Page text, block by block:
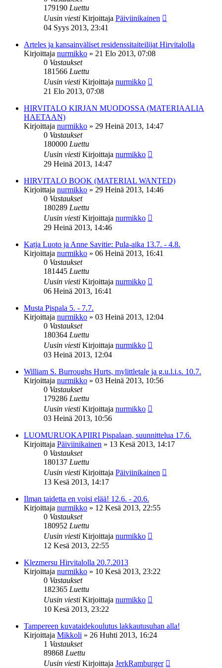
179190 Luettu
Uusin viesti Kirjoittaja Päiviinikainen
04 Syys 2013, 23:41
Arteles ja kansainväliset residenssitaiteilijat Hirvitalolla
Kirjoittaja nurmikko » 21 Elo 2013, 07:08
0 Vastaukset
181566 Luettu
Uusin viesti Kirjoittaja nurmikko
21 Elo 2013, 07:08
HIRVITALO KIRJAN MUODOSSA (MATERIAALIA
HAETAAN)
Kirjoittaja nurmikko » 29 Heinä 2013, 14:47
0 Vastaukset
180000 Luettu
Uusin viesti Kirjoittaja nurmikko
29 Heinä 2013, 14:47
HIRVITALO BOOK (MATERIAL WANTED)
Kirjoittaja nurmikko » 29 Heinä 2013, 14:46
0 Vastaukset
180289 Luettu
Uusin viesti Kirjoittaja nurmikko
29 Heinä 2013, 14:46
Katja Luoto ja Anne Savitie: Pula-aika 13.7. - 4.8.
Kirjoittaja nurmikko » 06 Heinä 2013, 16:41
0 Vastaukset
181445 Luettu
Uusin viesti Kirjoittaja nurmikko
06 Heinä 2013, 16:41
Musta Pispala 5. - 7.7.
Kirjoittaja nurmikko » 03 Heinä 2013, 12:04
0 Vastaukset
180364 Luettu
Uusin viesti Kirjoittaja nurmikko
03 Heinä 2013, 12:04
William S. Burroughs Hurts, mylittletale ja g.u.l.i.s. 10.7.
Kirjoittaja nurmikko » 03 Heinä 2013, 10:56
0 Vastaukset
179286 Luettu
Uusin viesti Kirjoittaja nurmikko
03 Heinä 2013, 10:56
LUOMURUOKAPIIRI Pispalaan, suunnittelua 17.6.
Kirjoittaja Päiviinikainen » 13 Kesä 2013, 14:17
0 Vastaukset
180137 Luettu
Uusin viesti Kirjoittaja Päiviinikainen
13 Kesä 2013, 14:17
Ilman taidetta en voisi elää! 12.6. - 20.6.
Kirjoittaja nurmikko » 12 Kesä 2013, 22:55
0 Vastaukset
180952 Luettu
Uusin viesti Kirjoittaja nurmikko
12 Kesä 2013, 22:55
Klezmersu Hirvitalolla 20.7.2013
Kirjoittaja nurmikko » 10 Kesä 2013, 23:22
0 Vastaukset
182365 Luettu
Uusin viesti Kirjoittaja nurmikko
10 Kesä 2013, 23:22
Tampereen kuvataidekoulutus lakkautusuhan alla!
Kirjoittaja Mikkoli » 26 Huhti 2013, 16:24
1 Vastaukset
89868 Luettu
Uusin viesti Kirjoittaja JerkRamburger